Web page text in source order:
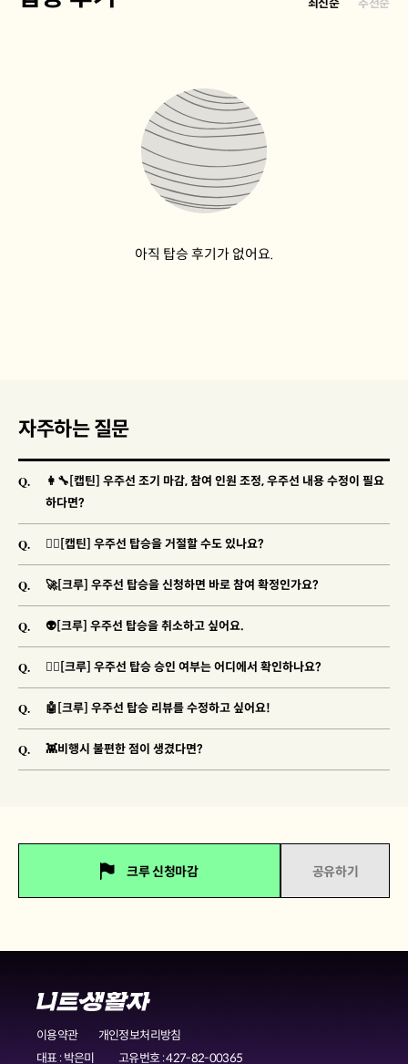
최신순 추천순
아직 탑승 후기가 없어요.
자주하는 질문
Q.
👩‍🔧[캡틴] 우주선 조기 마감, 참여 인원 조정, 우주선 내용 수정이 필요
하다면?
Q. 🐱‍👓[캡틴] 우주선 탑승을 거절할 수도 있나요?
Q. 🚀[크루] 우주선 탑승을 신청하면 바로 참여 확정인가요?
Q. 👽[크루] 우주선 탑승을 취소하고 싶어요.
Q. 🐱‍🚀[크루] 우주선 탑승 승인 여부는 어디에서 확인하나요?
Q. 🤖[크루] 우주선 탑승 리뷰를 수정하고 싶어요!
Q. 👾비행시 불편한 점이 생겼다면?
크루 신청마감 공유하기
이용약관
개인정보처리방침
대표 : 박은미
고유번호 : 427-82-00365